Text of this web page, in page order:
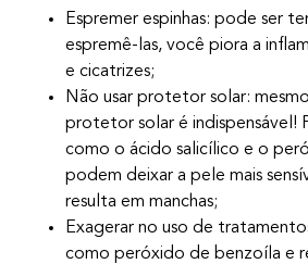
Espremer espinhas: pode ser
espremê-las, você piora a
e cicatrizes;
Não usar protetor solar:
protetor solar é indispensável!
como o ácido salicílico e o
podem deixar a pele mais
resulta em manchas;
Exagerar no uso de
como peróxido de benzoíla e